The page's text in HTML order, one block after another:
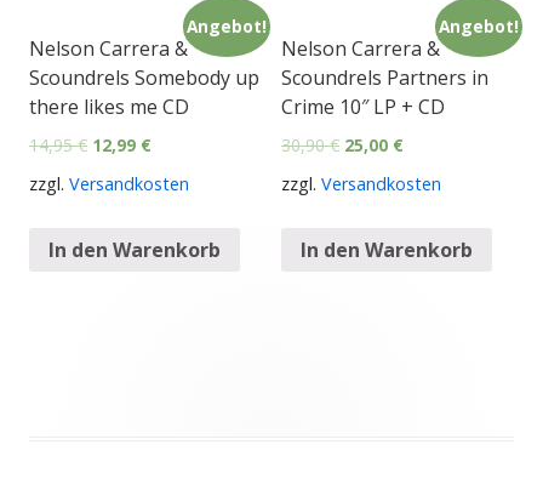
Angebot!
Nelson Carrera &
Scoundrels Somebody up
there likes me CD
14,95€ 12,99 €
zzgl. Versandkosten
In den Warenkorb
Angebot!
Nelson Carrera &
Scoundrels Partners in
Crime 10″ LP + CD
30,90€ 25,00 €
zzgl. Versandkosten
In den Warenkorb